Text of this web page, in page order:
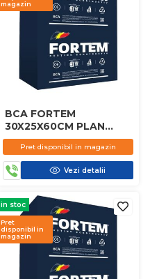
magazin
BCA FORTEM
30X25X60CM PLAN
D450
Pret disponibil in magazin
Vezi detalii
in stoc
Pret
disponibil in
magazin